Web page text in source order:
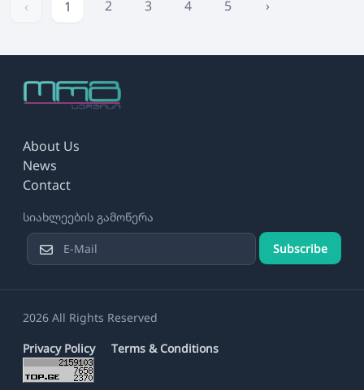
‹ 1 2 3 4 5 ›
About Us
News
Contact
სიახლეების გამოწერა
Subscribe
2026 All Rights Reserved
Privacy Policy
Terms & Conditions